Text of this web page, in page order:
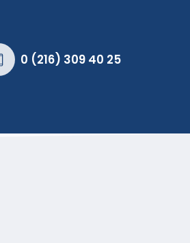
0 (216) 309 40 25